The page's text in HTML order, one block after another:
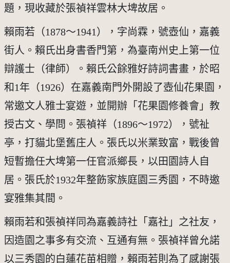
題，現收藏於張禎祥雲林大埤故居。
賴雨若（1878～1941），字尚霖，號壺仙，嘉義
街人。賴氏出身書香門第，為臺南州史上第一位
辯護士（律師）。賴氏公餘雅好詩詞書畫，於昭
和1年（1926）在嘉義南門外開設了壺仙花果園，
常邀文人雅士宴遊，並開辦「花果園修養會」教
授古文、學問。張禎祥（1896～1972），號祉
亭，打貓北堡舊庄人。張氏以米業致富，戰後曾
短暫擔任大埤第一任官派鄉長，以田園詩人自
居。張氏於1932年整飭家族庭園三秀園，不時邀
宴雅集其間。
賴雨若和張禎祥同為嘉義詩社「嘉社」之社友，
因造園之事多有交流、互通有無。張禎祥曾允諾
以三秀園的白蓮花苗相贈，賴雨若則為了感謝張